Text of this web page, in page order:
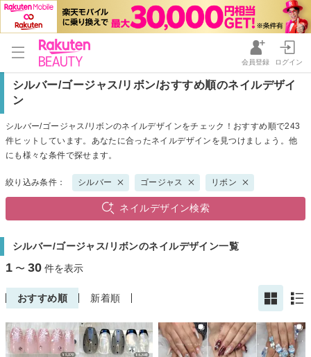
会員登録 ログイン
シルバー/ゴージャス/リボン/おすすめ順のネイルデザイ
ン
シルバー/ゴージャス/リボンのネイルデザインをチェック！おすすめ順で243
件ヒットしています。あなたに合ったネイルデザインを見つけましょう。他
にも様々な条件で探せます。
絞り込み条件： シルバー ゴージャス リボン
ネイルデザイン検索
シルバー/ゴージャス/リボンのネイルデザイン一覧
1 〜 30 件を表示
おすすめ順 新着順